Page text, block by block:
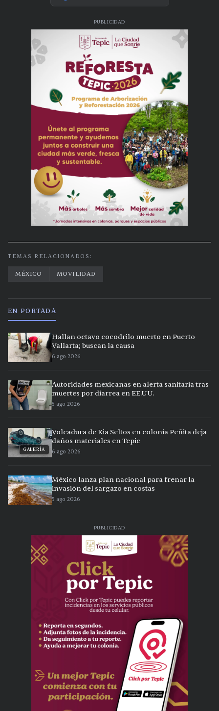
PUBLICIDAD
TEMAS RELACIONADOS:
MÉXICO MOVILIDAD
EN PORTADA
Hallan octavo cocodrilo muerto en Puerto
Vallarta; buscan la causa
6 ago 2026
Autoridades mexicanas en alerta sanitaria tras
muertes por diarrea en EE.UU.
5 ago 2026
GALERÍA
Volcadura de Kia Seltos en colonia Peñita deja
daños materiales en Tepic
6 ago 2026
México lanza plan nacional para frenar la
invasión del sargazo en costas
5 ago 2026
PUBLICIDAD